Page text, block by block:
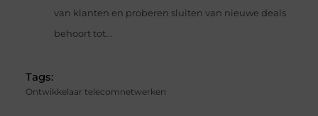
van klanten en proberen sluiten van nieuwe deals
behoort tot...
Tags:
Ontwikkelaar telecomnetwerken